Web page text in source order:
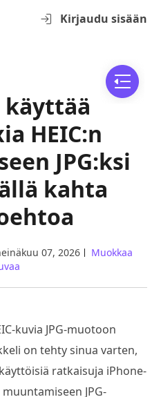
Kirjaudu sisään
käyttää
HEIC:n
JPG:ksi
kahta
07, 2026
Muokkaa
kuvia JPG-muotoon
on tehty sinua varten,
ratkaisuja iPhone-
JPG-